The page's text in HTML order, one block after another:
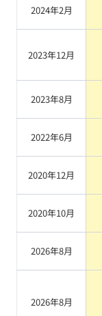
2024年2月
2023年12月
2023年8月
2022年6月
2020年12月
2020年10月
2026年8月
2026年8月